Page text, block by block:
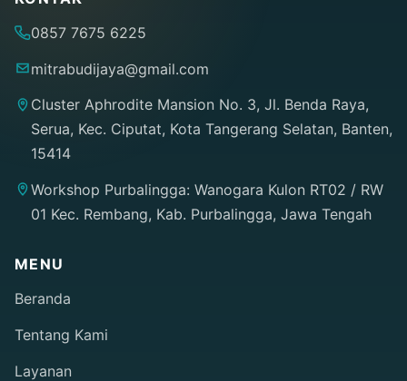
0857 7675 6225
mitrabudijaya@gmail.com
Cluster Aphrodite Mansion No. 3, Jl. Benda Raya,
Serua, Kec. Ciputat, Kota Tangerang Selatan, Banten,
15414
Workshop Purbalingga: Wanogara Kulon RT02 / RW
01 Kec. Rembang, Kab. Purbalingga, Jawa Tengah
MENU
Beranda
Tentang Kami
Layanan